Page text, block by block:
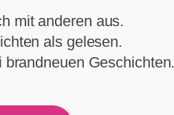
mit anderen aus.
als gelesen.
Geschichten.